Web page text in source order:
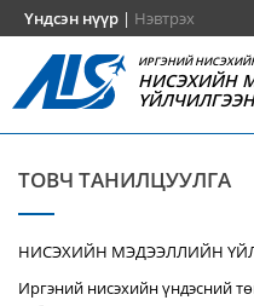
Үндсэн нүүр | Нэвтрэх
ИРГЭНИЙ
НИСЭХИЙН
ТОВЧ ТАНИЛЦУУЛГА
НИСЭХИЙН МЭДЭЭЛЛИЙН
Иргэний нисэхийн үндэсний